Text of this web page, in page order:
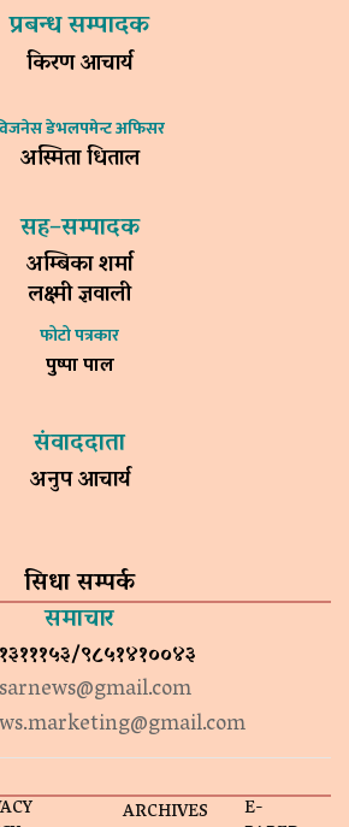
प्रबन्ध सम्पादक
किरण आचार्य
डेभलपमेन्ट अफिसर
अस्मिता धिताल
सह–सम्पादक
अम्बिका शर्मा
लक्ष्मी ज्ञवाली
फोटो पत्रकार
पुष्पा पाल
संवाददाता
अनुप आचार्य
सिधा सम्पर्क
समाचार
९८५१४१००४३
ARCHIVES E-